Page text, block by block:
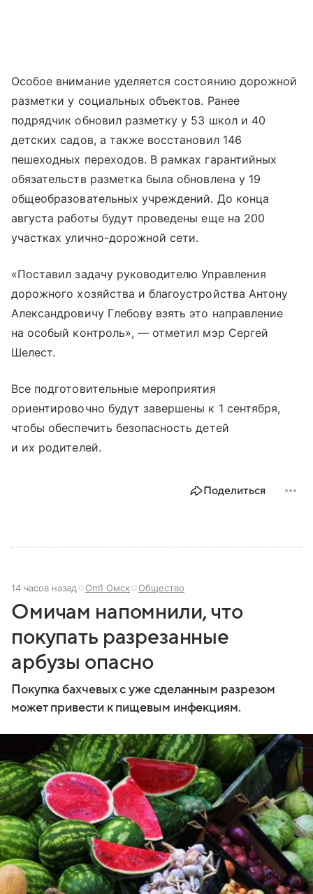
Особое внимание уделяется состоянию дорожной
разметки у социальных объектов. Ранее
подрядчик обновил разметку у 53 школ и 40
детских садов, а также восстановил 146
пешеходных переходов. В рамках гарантийных
обязательств разметка была обновлена у 19
общеобразовательных учреждений. До конца
августа работы будут проведены еще на 200
участках улично-дорожной сети.
«Поставил задачу руководителю Управления
дорожного хозяйства и благоустройства Антону
Александровичу Глебову взять это направление
на особый контроль», — отметил мэр Сергей
Шелест.
Все подготовительные мероприятия
ориентировочно будут завершены к 1 сентября,
чтобы обеспечить безопасность детей
и их родителей.
Поделиться
14 часов назад Om1 Омск Общество
Омичам напомнили, что
покупать разрезанные
арбузы опасно
Покупка бахчевых с уже сделанным разрезом
может привести к пищевым инфекциям.